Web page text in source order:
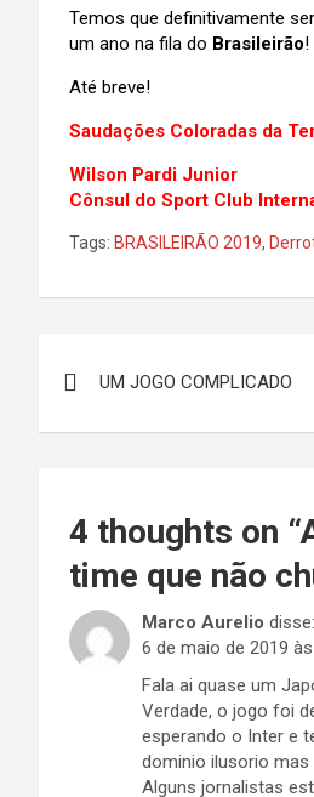
Temos que definitivamente ser
um ano na fila do Brasileirão!
Até breve!
Saudações Coloradas da
Wilson Pardi Junior
Cônsul do Sport Club
Tags: BRASILEIRÃO 2019,
de
UM JOGO COMPLICADO
4 thoughts on “
time que não
Marco Aurelio disse:
6 de maio de 2019
Fala ai quase um
Verdade, o jogo foi
esperando o Inter e
dominio ilusorio
Alguns jornalistas